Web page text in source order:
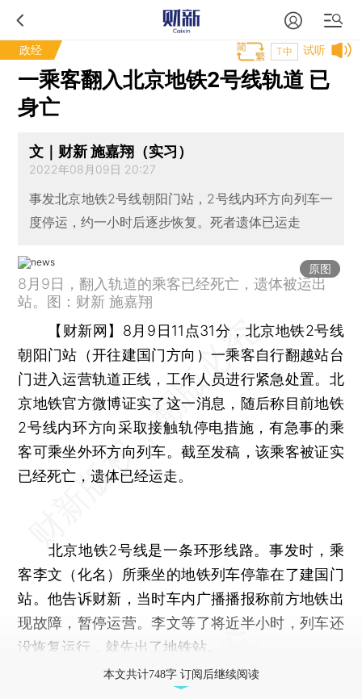
政经 试听
T中
一乘客翻入北京地铁2号线轨道 已
身亡
文｜财新 施嘉翔（实习）
2022年08月09日 20:27
事发北京地铁2号线朝阳门站，2号线内环方向列车一
度停运，约一小时后逐步恢复。死者遗体已运走
原图
8月9日，翻入轨道的乘客已经死亡，遗体被运出
站。图：财新 施嘉翔
【财新网】 8月9日11点31分，北京地铁2号线
朝阳门站（开往建国门方向）一乘客自行翻越站台
门进入运营轨道正线，工作人员进行紧急处置。北
京地铁官方微博证实了这一消息，随后称目前地铁
2号线内环方向采取接触轨停电措施，有急事的乘
客可乘坐外环方向列车。截至发稿，该乘客被证实
已经死亡，遗体已经运走。
北京地铁2号线是一条环形线路。事发时，乘
客李文（化名）所乘坐的地铁列车停靠在了建国门
站。他告诉财新，当时车内广播播报称前方地铁出
现故障，暂停运营。李文等了将近半小时，列车还
没恢复运行，就先出了地铁站。
本文共计748字 订阅后继续阅读